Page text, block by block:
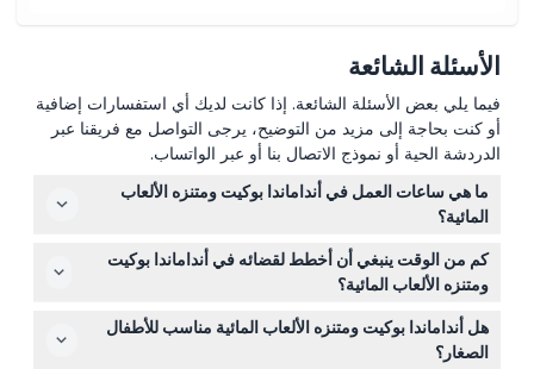
الأسئلة الشائعة
فيما يلي بعض الأسئلة الشائعة. إذا كانت لديك أي استفسارات إضافية
أو كنت بحاجة إلى مزيد من التوضيح، يرجى التواصل مع فريقنا عبر
الدردشة الحية أو نموذج الاتصال بنا أو عبر الواتساب.
ما هي ساعات العمل في أنداماندا بوكيت ومتنزه الألعاب
المائية؟
ومنطقة الغابة الزمردية من الساعة 10:00 صباحًا حتى 7:00
مساءً (قد تختلف الأوقات — يرجى التأكد عند الحجز).
كم من الوقت ينبغي أن أخطط لقضائه في أنداماندا بوكيت
ومتنزه الألعاب المائية؟
نوصي بتخصيص من 4 إلى 6 ساعات للاستمتاع الكامل بزحاليق
المياه، وأحواض الأمواج، وغيرها من الألعاب في الحديقة.
هل أنداماندا بوكيت ومتنزه الألعاب المائية مناسب للأطفال
الصغار؟